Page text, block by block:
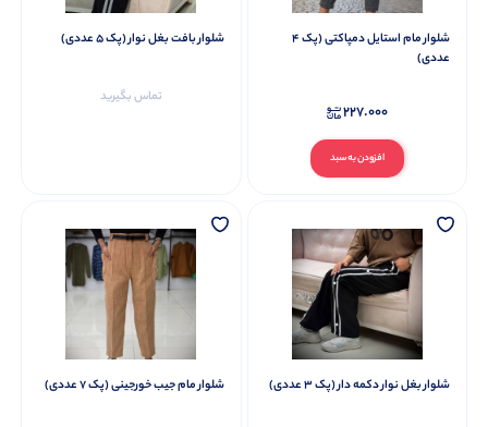
شلوار مام استایل دمپاکتی (پک 4
عددی)
افزودن به سبد
227.000
شلوار بافت بغل نوار (پک 5 عددی)
تماس بگیرید
شلوار بغل نوار دکمه دار (پک 3 عددی) شلوار مام جیب خورجینی (پک 7 عددی)